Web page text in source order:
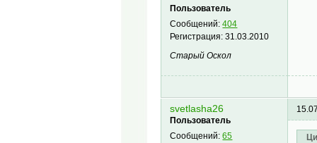
Пользователь
Сообщений:404
Регистрация:31.03.2010
Старый Оскол
svetlasha26
Пользователь
Сообщений:65